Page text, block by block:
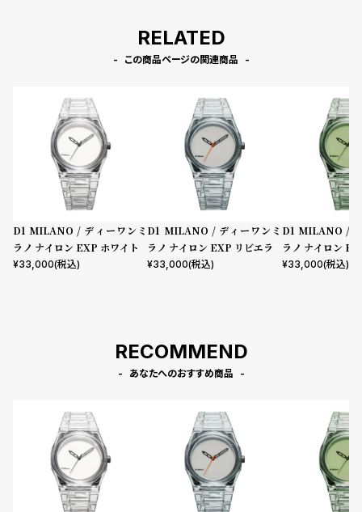
RELATED
この商品ページの関連商品
D1 MILANO / ディーワンミ
ラノ ナイロン EXP ホワイト
¥33,000(税込)
D1 MILANO / ディーワンミ
ラノ ナイロン EXP リビエラ
¥33,000(税込)
D1 MILANO /
ラノ ナイロン
¥33,000(税込)
RECOMMEND
あなたへのおすすめ商品